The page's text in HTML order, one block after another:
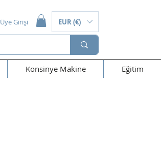
Üye Girişi EUR (€)
Konsinye Makine Eğitim